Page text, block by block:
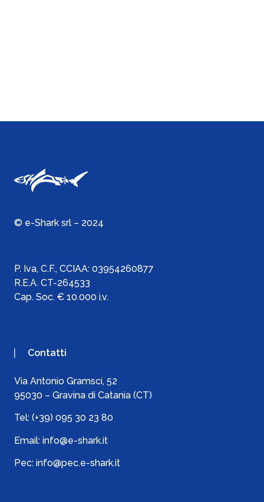
© e-Shark srl – 2024
P. Iva, C.F., CCIAA: 03954260877
R.E.A. CT-264533
Cap. Soc. € 10.000 i.v.
Contatti
Via Antonio Gramsci, 52
95030 – Gravina di Catania (CT)
Tel: (+39) 095 30 23 80
Email: info@e-shark.it
Pec: info@pec.e-shark.it